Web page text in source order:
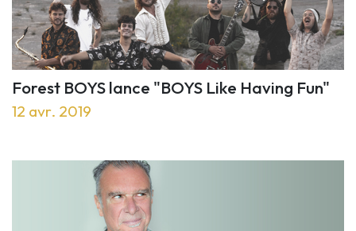
Forest BOYS lance "BOYS Like Having Fun"
12 avr. 2019